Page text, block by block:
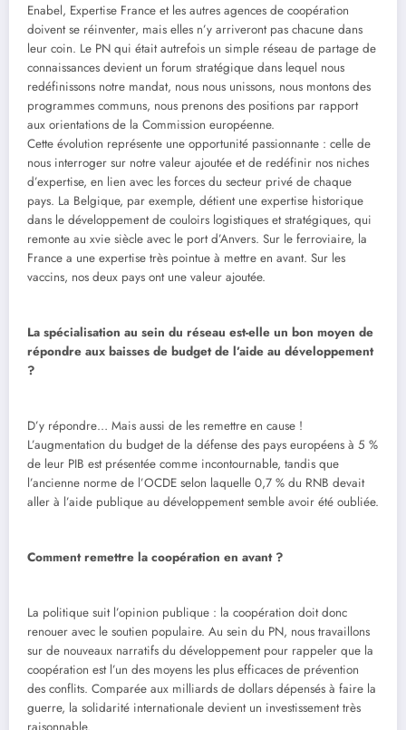
Enabel, Expertise France et les autres agences de coopération
doivent se réinventer, mais elles n’y arriveront pas chacune dans
leur coin. Le PN qui était autrefois un simple réseau de partage de
connaissances devient un forum stratégique dans lequel nous
redéfinissons notre mandat, nous nous unissons, nous montons des
programmes communs, nous prenons des positions par rapport
aux orientations de la Commission européenne.
Cette évolution représente une opportunité passionnante : celle de
nous interroger sur notre valeur ajoutée et de redéfinir nos niches
d’expertise, en lien avec les forces du secteur privé de chaque
pays. La Belgique, par exemple, détient une expertise historique
dans le développement de couloirs logistiques et stratégiques, qui
remonte au xvie siècle avec le port d’Anvers. Sur le ferroviaire, la
France a une expertise très pointue à mettre en avant. Sur les
vaccins, nos deux pays ont une valeur ajoutée.
La spécialisation au sein du réseau est-elle un bon moyen de
répondre aux baisses de budget de l’aide au développement
?
D’y répondre… Mais aussi de les remettre en cause !
L’augmentation du budget de la défense des pays européens à 5 %
de leur PIB est présentée comme incontournable, tandis que
l’ancienne norme de l’OCDE selon laquelle 0,7 % du RNB devait
aller à l’aide publique au développement semble avoir été oubliée.
Comment remettre la coopération en avant ?
La politique suit l’opinion publique : la coopération doit donc
renouer avec le soutien populaire. Au sein du PN, nous travaillons
sur de nouveaux narratifs du développement pour rappeler que la
coopération est l’un des moyens les plus efficaces de prévention
des conflits. Comparée aux milliards de dollars dépensés à faire la
guerre, la solidarité internationale devient un investissement très